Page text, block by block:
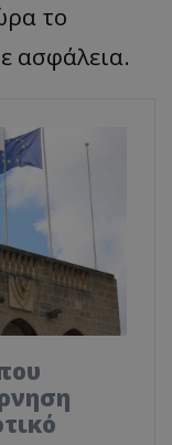
το
ασφάλεια.